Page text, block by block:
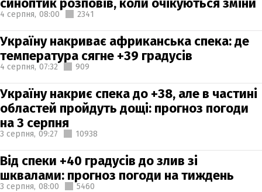
4 серпня, 08:00 2341
Україну накриває африканська спека: де
температура сягне +39 градусів
4 серпня, 07:32 909
Україну накриє спека до +38, але в частині
областей пройдуть дощі: прогноз погоди
на 3 серпня
3 серпня, 09:27 10938
Від спеки +40 градусів до злив зі
шквалами: прогноз погоди на тиждень
3 серпня, 08:00 5460